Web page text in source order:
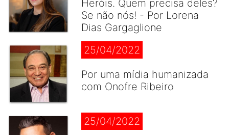
Heróis. Quem precisa deles?
Se não nós! - Por Lorena
Dias Gargaglione
25/04/2022
Por uma mídia humanizada
com Onofre Ribeiro
25/04/2022